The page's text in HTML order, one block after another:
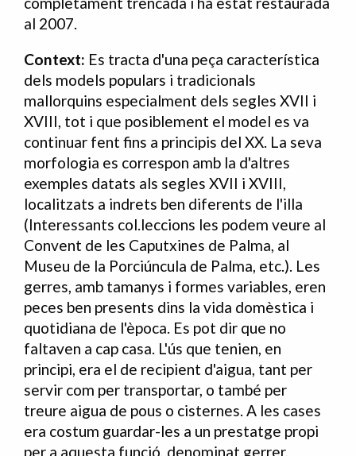
al 2007.
Context: Es tracta d'una peça característica
dels models populars i tradicionals
mallorquins especialment dels segles XVII i
XVIII, tot i que posiblement el model es va
continuar fent fins a principis del XX. La seva
morfologia es correspon amb la d'altres
exemples datats als segles XVII i XVIII,
localitzats a indrets ben diferents de l'illa
(Interessants col.leccions les podem veure al
Convent de les Caputxines de Palma, al
Museu de la Porciúncula de Palma, etc.). Les
gerres, amb tamanys i formes variables, eren
peces ben presents dins la vida domèstica i
quotidiana de l'època. Es pot dir que no
faltaven a cap casa. L'ús que tenien, en
principi, era el de recipient d'aigua, tant per
servir com per transportar, o també per
treure aigua de pous o cisternes. A les cases
era costum guardar-les a un prestatge propi
per a aquesta funció, denominat gerrer,